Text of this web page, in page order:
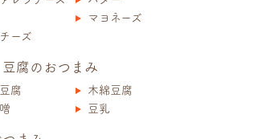
マヨネーズ
ーズ
腐のおつまみ
腐
木綿豆腐
豆乳